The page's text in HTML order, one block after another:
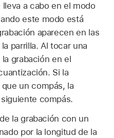
a cabo en el modo
este modo está
aparecen en las
parrilla. Al tocar una
grabación en el
Si la
un compás, la
compás.
la grabación con un
por la longitud de la